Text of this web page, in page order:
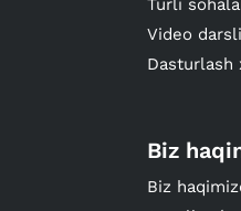
Turli
Video
Dasturlash
Biz
Biz